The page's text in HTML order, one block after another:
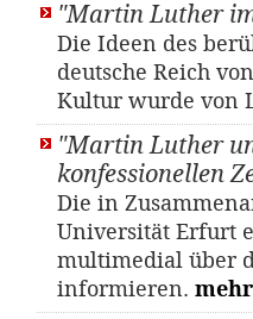
"Martin Luther
Die Ideen des
deutsche Reich
Kultur wurde von
"Martin Luther
konfessionellen
Die in
Universität Erfurt
multimedial über
informieren. mehr